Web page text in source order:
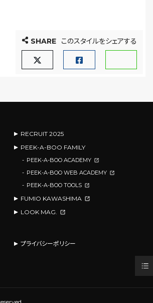
SHARE このスタイルをシェアする
RECRUIT 2025
PEEK-A-BOO FAMILY
PEEK-A-BOO ACADEMY
PEEK-A-BOO WEB ACADEMY
PEEK-A-BOO TOOLS
FUMIO KAWASHIMA
LOOK MAG.
プライバシーポリシー